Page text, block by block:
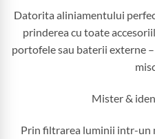
Datorita aliniamentului
prinderea cu toate
portofele sau baterii externe
Mister &
Prin filtrarea luminii intr-un